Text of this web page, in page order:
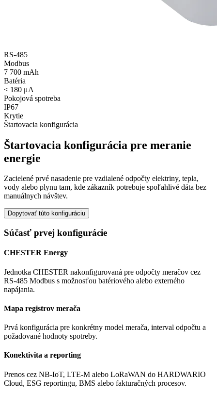
RS‑485
Modbus
7 700 mAh
Batéria
< 180 μA
Pokojová spotreba
IP67
Krytie
Štartovacia konfigurácia
Štartovacia konfigurácia pre meranie
energie
Zacielené prvé nasadenie pre vzdialené odpočty elektriny, tepla,
vody alebo plynu tam, kde zákazník potrebuje spoľahlivé dáta bez
manuálnych návštev.
Dopytovať túto konfiguráciu
Súčasť prvej konfigurácie
CHESTER Energy
Jednotka CHESTER nakonfigurovaná pre odpočty meračov cez
RS-485 Modbus s možnosťou batériového alebo externého
napájania.
Mapa registrov merača
Prvá konfigurácia pre konkrétny model merača, interval odpočtu a
požadované hodnoty spotreby.
Konektivita a reporting
Prenos cez NB-IoT, LTE-M alebo LoRaWAN do HARDWARIO
Cloud, ESG reportingu, BMS alebo fakturačných procesov.